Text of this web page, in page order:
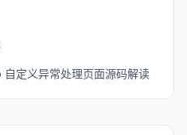
自定义异常处理页面源码解读